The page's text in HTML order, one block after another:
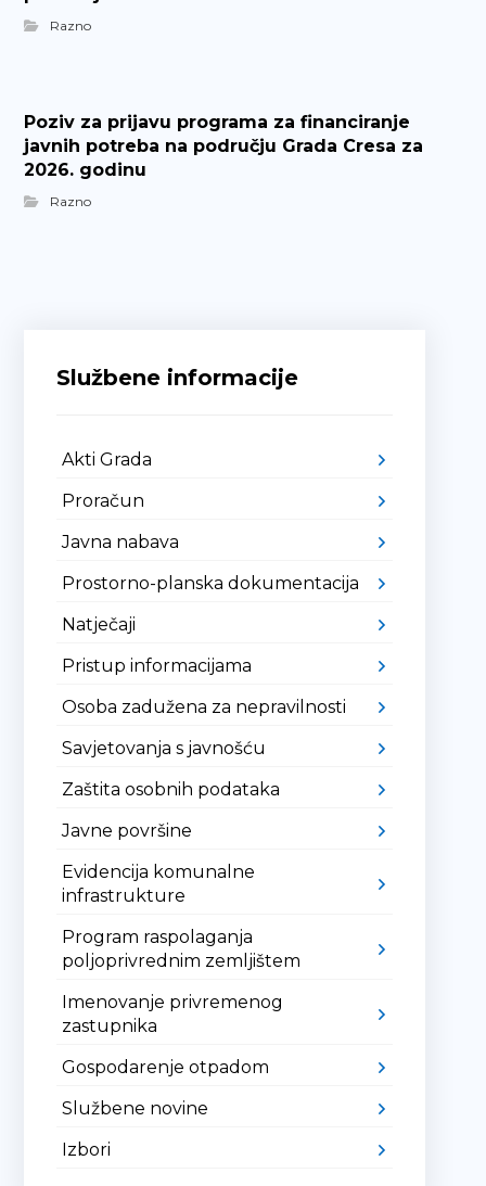
Razno
Poziv za prijavu programa za financiranje
javnih potreba na području Grada Cresa za
2026. godinu
Razno
Službene informacije
Akti Grada
Proračun
Javna nabava
Prostorno-planska dokumentacija
Natječaji
Pristup informacijama
Osoba zadužena za nepravilnosti
Savjetovanja s javnošću
Zaštita osobnih podataka
Javne površine
Evidencija komunalne
infrastrukture
Program raspolaganja
poljoprivrednim zemljištem
Imenovanje privremenog
zastupnika
Gospodarenje otpadom
Službene novine
Izbori